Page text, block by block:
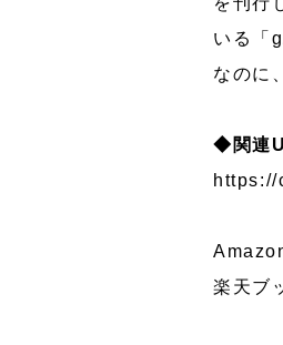
いる「
なのに
◆関連
楽天ブ